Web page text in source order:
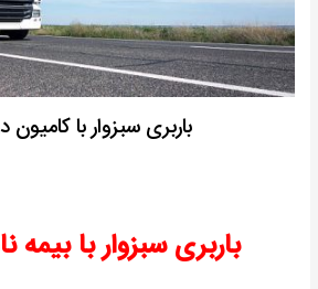
باربری سبزوار با
باربری سبزوار با بیمه